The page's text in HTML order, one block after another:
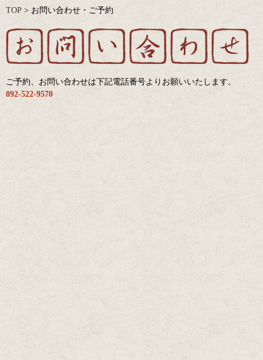
TOP > お問い合わせ・ご予約
ご予約、お問い合わせは下記電話番号よりお願いいたします。
092-522-9570